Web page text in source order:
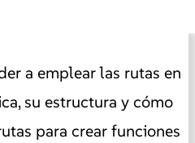
a emplear las rutas en
su estructura y cómo
para crear funciones